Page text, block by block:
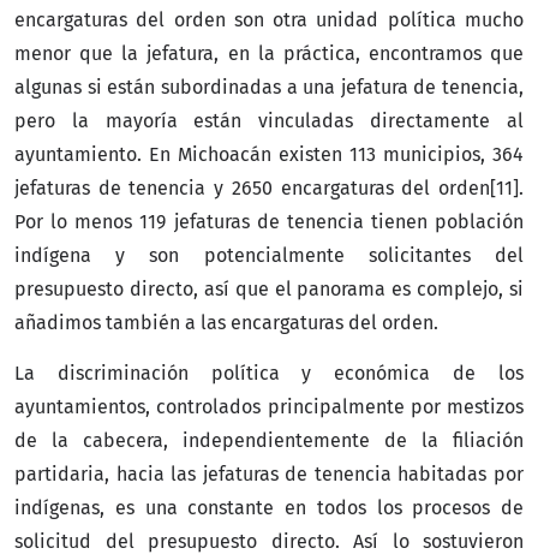
encargaturas del orden son otra unidad política mucho
menor que la jefatura, en la práctica, encontramos que
algunas si están subordinadas a una jefatura de tenencia,
pero la mayoría están vinculadas directamente al
ayuntamiento. En Michoacán existen 113 municipios, 364
jefaturas de tenencia y 2650 encargaturas del orden[11].
Por lo menos 119 jefaturas de tenencia tienen población
indígena y son potencialmente solicitantes del
presupuesto directo, así que el panorama es complejo, si
añadimos también a las encargaturas del orden.
La discriminación política y económica de los
ayuntamientos, controlados principalmente por mestizos
de la cabecera, independientemente de la filiación
partidaria, hacia las jefaturas de tenencia habitadas por
indígenas, es una constante en todos los procesos de
solicitud del presupuesto directo. Así lo sostuvieron